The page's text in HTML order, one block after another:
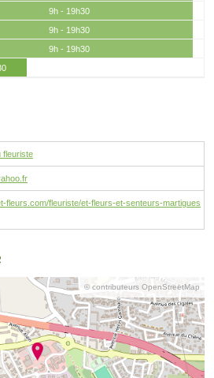
9h - 19h30
9h - 19h30
9h - 19h30
fleuriste
fleurs.com/fleuriste/et-fleurs-et-senteurs-martigues
© contributeurs OpenStreetMap